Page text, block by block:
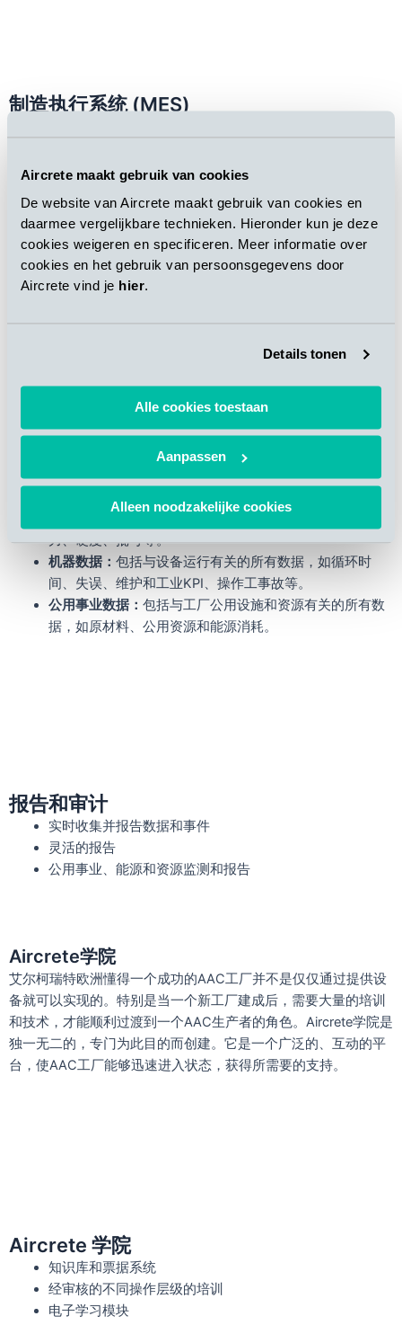
Aircrete maakt gebruik van cookies
De website van Aircrete maakt gebruik van cookies en
daarmee vergelijkbare technieken. Hieronder kun je deze
cookies weigeren en specificeren. Meer informatie over
cookies en het gebruik van persoonsgegevens door
Aircrete vind je hier.
Details tonen
Alle cookies toestaan
Aanpassen
Alleen noodzakelijke cookies
制造执行系统 (MES)
与ERP系统的下行和上行整合
报告和审计
在“报告和审计”层完成的，该层级也是大多数新的艾尔柯瑞特工
建立审计跟踪。这有助于AAC工厂遵守ISO标准，并完全控制自
己的业务。
此外，数据记录是检测故障和尽量减少停机时间的一个重要工
具。尽管可以根据AAC工厂的要求灵活设置报告，但一般情况下
会收集并体现以下数据：
包括与AAC生产有关的所有数据，如温度、压
力、硬度、批号等。
机器数据： 包括与设备运行有关的所有数据，如循环时
间、失误、维护和工业KPI、操作工事故等。
公用事业数据： 包括与工厂公用设施和资源有关的所有数
据，如原材料、公用资源和能源消耗。
报告和审计
实时收集并报告数据和事件
灵活的报告
公用事业、能源和资源监测和报告
Aircrete学院
艾尔柯瑞特欧洲懂得一个成功的AAC工厂并不是仅仅通过提供设
备就可以实现的。特别是当一个新工厂建成后，需要大量的培训
和技术，才能顺利过渡到一个AAC生产者的角色。Aircrete学院是
独一无二的，专门为此目的而创建。它是一个广泛的、互动的平
台，使AAC工厂能够迅速进入状态，获得所需要的支持。
Aircrete 学院
知识库和票据系统
经审核的不同操作层级的培训
电子学习模块